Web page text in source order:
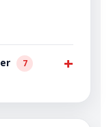
7